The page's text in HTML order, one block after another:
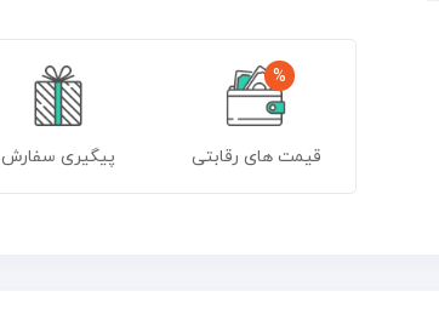
%
قیمت های رقابتی پیگیری سفارش